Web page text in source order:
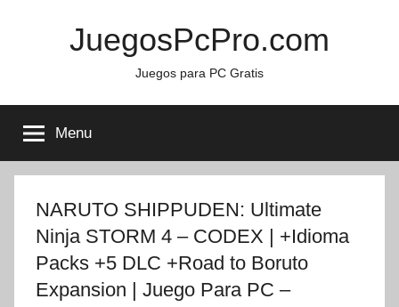
JuegosPcPro.com
Juegos para PC Gratis
Menu
NARUTO SHIPPUDEN: Ultimate
Ninja STORM 4 – CODEX | +Idioma
Packs +5 DLC +Road to Boruto
Expansion | Juego Para PC –